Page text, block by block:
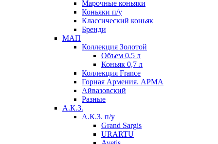
Марочные коньяки
Коньяки п/у
Классический коньяк
Бренди
МАП
Коллекция Золотой
Объем 0,5 л
Коньяк 0,7 л
Коллекция France
Горная Армения. АРМА
Айвазовский
Разные
А.К.З.
А.К.З. п/у
Grand Sargis
URARTU